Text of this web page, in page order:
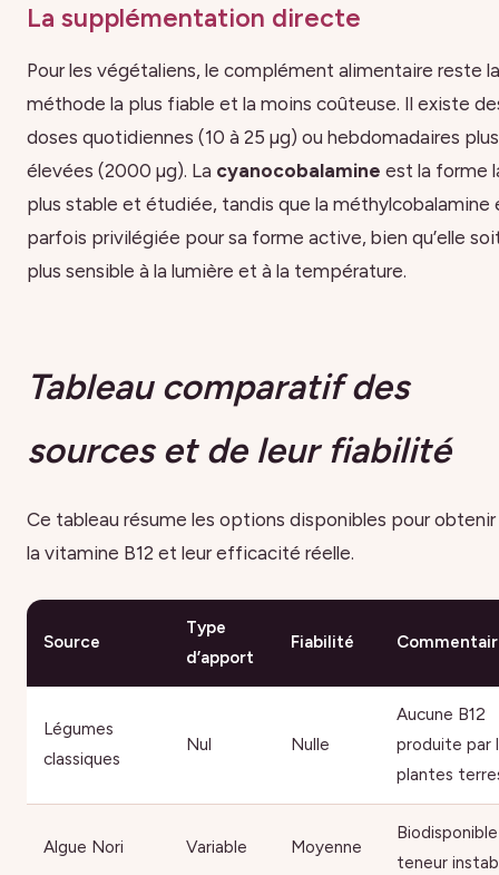
La supplémentation directe
Pour les végétaliens, le complément alimentaire reste la
méthode la plus fiable et la moins coûteuse. Il existe
doses quotidiennes (10 à 25 µg) ou hebdomadaires plus
élevées (2000 µg). La cyanocobalamine est la forme
plus stable et étudiée, tandis que la méthylcobalamine
parfois privilégiée pour sa forme active, bien qu’elle
plus sensible à la lumière et à la température.
Tableau comparatif des
sources et de leur fiabilité
Ce tableau résume les options disponibles pour
la vitamine B12 et leur efficacité réelle.
Source
Type
d’apport
Fiabilité
Légumes
classiques
Nul Nulle
Aucune B12
produite par
plantes
Algue Nori Variable Moyenne
teneur